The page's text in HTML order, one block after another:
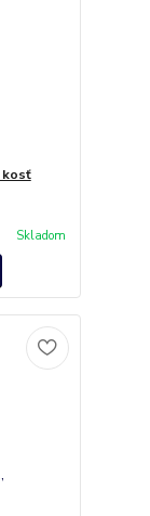
kosť
Skladom